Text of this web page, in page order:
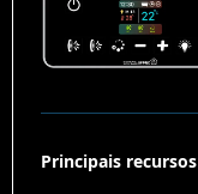
Principais recursos